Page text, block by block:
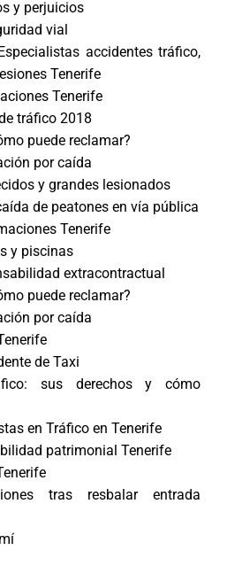
y perjuicios
vial
accidentes tráfico,
Tenerife
Tenerife
tráfico 2018
puede reclamar?
por caída
y grandes lesionados
de peatones en vía pública
Tenerife
y piscinas
extracontractual
puede reclamar?
por caída
de Taxi
sus derechos y cómo
en Tráfico en Tenerife
patrimonial Tenerife
tras resbalar entrada